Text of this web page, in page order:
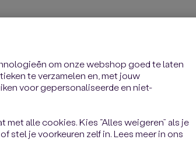
om onze webshop goed te laten
te verzamelen en, met jouw
voor gepersonaliseerde en niet-
met alle cookies. Kies “Alles weigeren” als je
stel je voorkeuren zelf in. Lees meer in ons